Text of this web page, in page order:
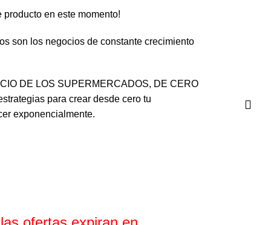
en este momento!
son los negocios de constante crecimiento
DE LOS SUPERMERCADOS, DE CERO
para crear desde cero tu
exponencialmente.